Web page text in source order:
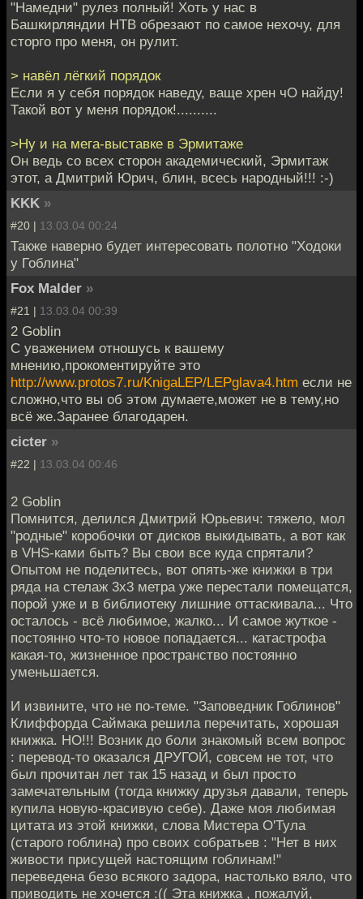
"Намедни" рулез полный! Хоть у нас в
Башкирляндии НТВ обрезают по самое нехочу, для
сторго про меня, он рулит.
> навёл лёгкий порядок
Если я у себя порядок наведу, ваще хрен чО найду!
Такой вот у меня порядок!..........
>Ну и на мега-выставке в Эрмитаже
Он ведь со всех сторон академический, Эрмитаж
этот, а Дмитрий Юрич, блин, всесь народный!!! :-)
KKK »
#20 | 13.03.04 00:24
Также наверно будет интересовать полотно "Ходоки
у Гоблина"
Fox Malder »
#21 | 13.03.04 00:39
2 Goblin
С уважением отношусь к вашему
мнению,прокоментируйте это
http://www.protos7.ru/KnigaLEP/LEPglava4.htm если не
сложно,что вы об этом думаете,может не в тему,но
всё же.Заранее благодарен.
cicter »
#22 | 13.03.04 00:46
2 Goblin
Помнится, делился Дмитрий Юрьевич: тяжело, мол
"родные" коробочки от дисков выкидывать, а вот как
в VHS-ками быть? Вы свои все куда спрятали?
Опытом не поделитесь, вот опять-же книжки в три
ряда на стелаж 3х3 метра уже перестали помещатся,
порой уже и в библиотеку лишние оттаскивала... Что
осталось - всё любимое, жалко... И самое жуткое -
постоянно что-то новое попадается... катастрофа
какая-то, жизненное пространство постоянно
уменьшается.
И извините, что не по-теме. "Заповедник Гоблинов"
Клиффорда Саймака решила перечитать, хорошая
книжка. НО!!! Возник до боли знакомый всем вопрос
: перевод-то оказался ДРУГОЙ, совсем не тот, что
был прочитан лет так 15 назад и был просто
замечательным (тогда книжку друзья давали, теперь
купила новую-красивую себе). Даже моя любимая
цитата из этой книжки, слова Мистера О'Тула
(старого гоблина) про своих собратьев : "Нет в них
живости присущей настоящим гоблинам!"
переведена безо всякого задора, настолько вяло, что
приводить не хочется :(( Эта книжка , пожалуй,